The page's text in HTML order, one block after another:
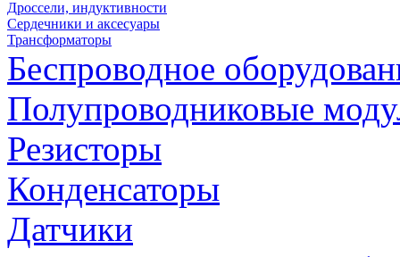
Дроссели, индуктивности
Сердечники и аксесуары
Трансформаторы
Беспроводное
Полупроводниковые
Резисторы
Конденсаторы
Датчики